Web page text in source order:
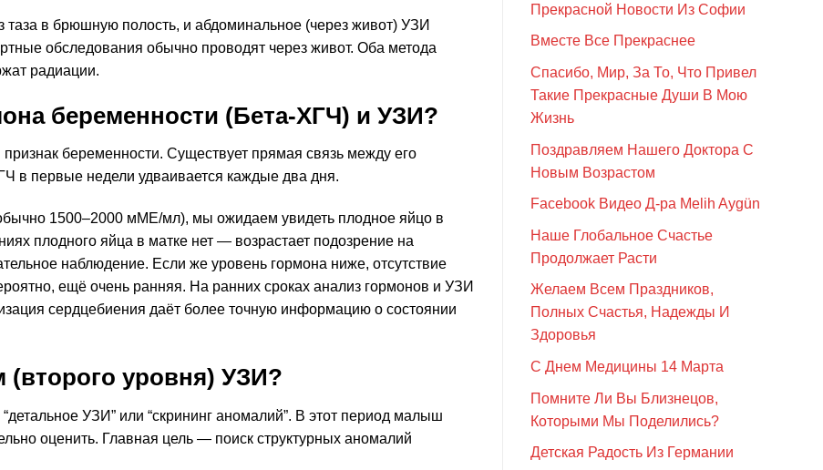
таза в брюшную полость, и абдоминальное (через живот) УЗИ
обследования обычно проводят через живот. Оба метода
радиации.
беременности (Бета-ХГЧ) и УЗИ?
беременности. Существует прямая связь между его
в первые недели удваивается каждые два дня.
1500–2000 мМЕ/мл), мы ожидаем увидеть плодное яйцо в
плодного яйца в матке нет — возрастает подозрение на
наблюдение. Если же уровень гормона ниже, отсутствие
ещё очень ранняя. На ранних сроках анализ гормонов и УЗИ
сердцебиения даёт более точную информацию о состоянии
уровня) УЗИ?
УЗИ” или “скрининг аномалий”. В этот период малыш
оценить. Главная цель — поиск структурных аномалий
Прекрасной Новости Из Софии
Вместе Все Прекраснее
Спасибо, Мир, За То, Что Привел
Такие Прекрасные Души В Мою
Жизнь
Поздравляем Нашего Доктора С
Новым Возрастом
Facebook Видео Д-ра Melih Aygün
Наше Глобальное Счастье
Продолжает Расти
Желаем Всем Праздников,
Полных Счастья, Надежды И
Здоровья
С Днем Медицины 14 Марта
Помните Ли Вы Близнецов,
Которыми Мы Поделились?
Детская Радость Из Германии